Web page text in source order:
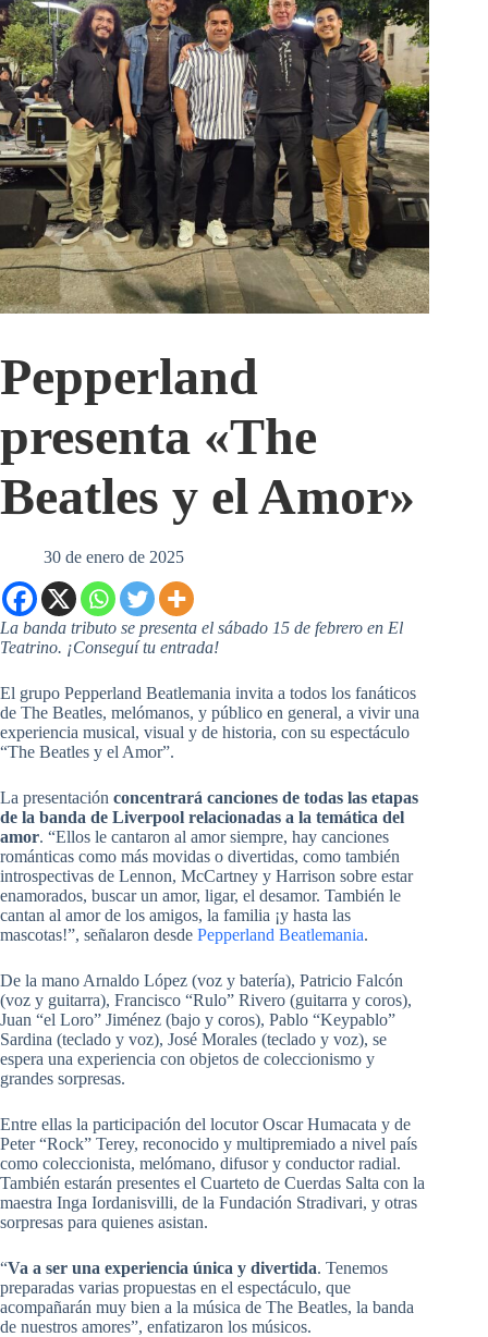
Pepperland
presenta «The
Beatles y el Amor»
30 de enero de 2025
La banda tributo se presenta el sábado 15 de febrero en El
Teatrino. ¡Conseguí tu entrada!
El grupo Pepperland Beatlemania invita a todos los fanáticos
de The Beatles, melómanos, y público en general, a vivir una
experiencia musical, visual y de historia, con su espectáculo
“The Beatles y el Amor”.
La presentación concentrará canciones de todas las etapas
de la banda de Liverpool relacionadas a la temática del
amor. “Ellos le cantaron al amor siempre, hay canciones
románticas como más movidas o divertidas, como también
introspectivas de Lennon, McCartney y Harrison sobre estar
enamorados, buscar un amor, ligar, el desamor. También le
cantan al amor de los amigos, la familia ¡y hasta las
mascotas!”, señalaron desde Pepperland Beatlemania.
De la mano Arnaldo López (voz y batería), Patricio Falcón
(voz y guitarra), Francisco “Rulo” Rivero (guitarra y coros),
Juan “el Loro” Jiménez (bajo y coros), Pablo “Keypablo”
Sardina (teclado y voz), José Morales (teclado y voz), se
espera una experiencia con objetos de coleccionismo y
grandes sorpresas.
Entre ellas la participación del locutor Oscar Humacata y de
Peter “Rock” Terey, reconocido y multipremiado a nivel país
como coleccionista, melómano, difusor y conductor radial.
También estarán presentes el Cuarteto de Cuerdas Salta con la
maestra Inga Iordanisvilli, de la Fundación Stradivari, y otras
sorpresas para quienes asistan.
“Va a ser una experiencia única y divertida. Tenemos
preparadas varias propuestas en el espectáculo, que
acompañarán muy bien a la música de The Beatles, la banda
de nuestros amores”, enfatizaron los músicos.